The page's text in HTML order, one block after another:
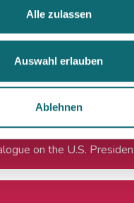
Alle zulassen
Auswahl erlauben
Ablehnen
Produktion
on the U.S.